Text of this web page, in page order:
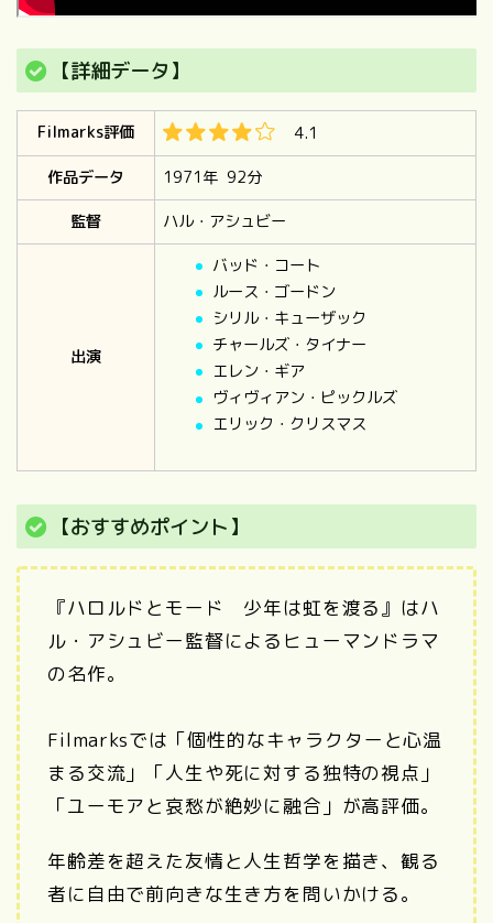
【詳細データ】
Filmarks評価
4.1
作品データ
1971年 92分
監督
ハル・アシュビー
出演
バッド・コート
ルース・ゴードン
シリル・キューザック
チャールズ・タイナー
エレン・ギア
ヴィヴィアン・ピックルズ
エリック・クリスマス
【おすすめポイント】
『ハロルドとモード 少年は虹を渡る』はハ
ル・アシュビー監督によるヒューマンドラマ
の名作。
Filmarksでは「個性的なキャラクターと心温
まる交流」「人生や死に対する独特の視点」
「ユーモアと哀愁が絶妙に融合」が高評価。
年齢差を超えた友情と人生哲学を描き、観る
者に自由で前向きな生き方を問いかける。